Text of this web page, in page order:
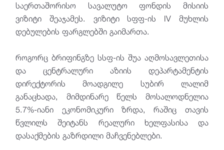
საერთაშორისო სავალუტო ფონდის მისიის
ვიზიტი შეაჯამეს. ვიზიტი სფფ-ის IV მუხლის
დებულების ფარგლებში გაიმართა.
როგორც ბრიფინგზე სსფ-ის შუა აღმოსავლეთისა
და ცენტრალური აზიის დეპარტამენტის
დირექტორის მოადგილე სუბირ ლალიმ
განაცხადა, მიმდინარე წელს მოსალოდნელია
5.7%-იანი ეკონომიკური ზრდა, რაშიც თავის
წვლილს შეიტანს რეალური ხელფასისა და
დასაქმების გაზრდილი მაჩვენებლები.